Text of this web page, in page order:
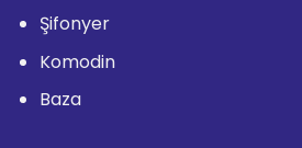
Şifonyer
Komodin
Baza